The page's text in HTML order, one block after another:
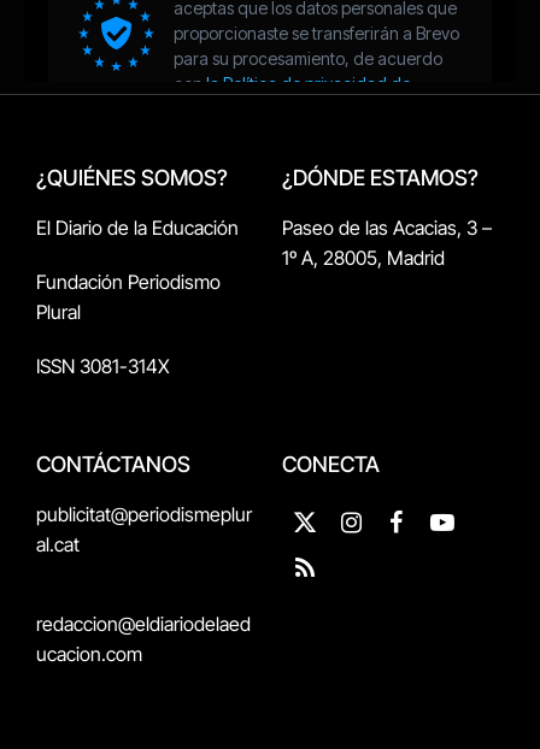
¿QUIÉNES SOMOS?
El Diario de la Educación
Fundación Periodismo
Plural
ISSN 3081-314X
¿DÓNDE ESTAMOS?
Paseo de las Acacias, 3 –
1º A, 28005, Madrid
CONTÁCTANOS
publicitat@periodismeplur
al.cat
redaccion@eldiariodelaed
ucacion.com
CONECTA
X
(Twitter)
InstagramFacebookYouTube
RSS